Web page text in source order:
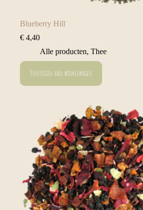
Blueberry Hill
€ 4,40
Alle producten, Thee
Toevoegen aan winkelwagen